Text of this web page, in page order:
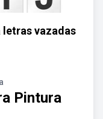
vazadas
Pintura